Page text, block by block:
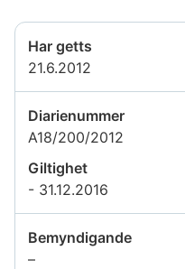
Har getts
21.6.2012
Diarienummer
A18/200/2012
Giltighet
- 31.12.2016
Bemyndigande
–Uppgiften